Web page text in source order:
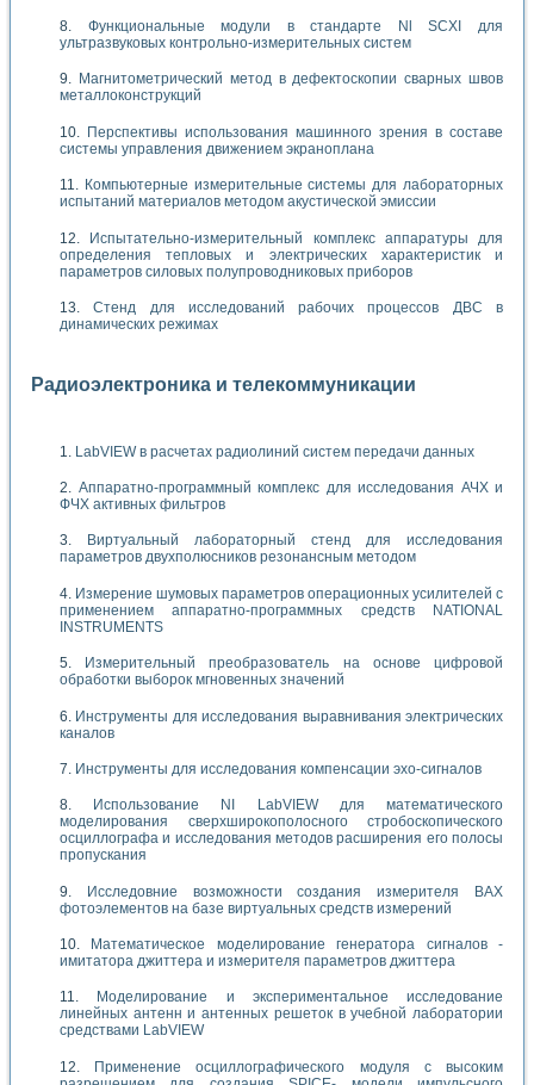
Функциональные модули в стандарте Nl SCXI для
ультразвуковых контрольно-измерительных систем
Магнитометрический метод в дефектоскопии сварных швов
металлоконструкций
Перспективы использования машинного зрения в составе
системы управления движением экраноплана
Компьютерные измерительные системы для лабораторных
испытаний материалов методом акустической эмиссии
Испытательно-измерительный комплекс аппаратуры для
определения тепловых и электрических характеристик и
параметров силовых полупроводниковых приборов
Стенд для исследований рабочих процессов ДВС в
динамических режимах
Радиоэлектроника и телекоммуникации
LabVIEW в расчетах радиолиний систем передачи данных
Аппаратно-программный комплекс для исследования АЧХ и
ФЧХ активных фильтров
Виртуальный лабораторный стенд для исследования
параметров двухполюсников резонансным методом
Измерение шумовых параметров операционных усилителей с
применением аппаратно-программных средств NATIONAL
INSTRUMENTS
Измерительный преобразователь на основе цифровой
обработки выборок мгновенных значений
Инструменты для исследования выравнивания электрических
каналов
Инструменты для исследования компенсации эхо-сигналов
Использование NI LabVIEW для математического
моделирования сверхширокополосного стробоскопического
осциллографа и исследования методов расширения его полосы
пропускания
Исследовние возможности создания измерителя ВАХ
фотоэлементов на базе виртуальных средств измерений
Математическое моделирование генератора сигналов -
имитатора джиттера и измерителя параметров джиттера
Моделирование и экспериментальное исследование
линейных антенн и антенных решеток в учебной лаборатории
средствами LabVIEW
Применение осциллографического модуля с высоким